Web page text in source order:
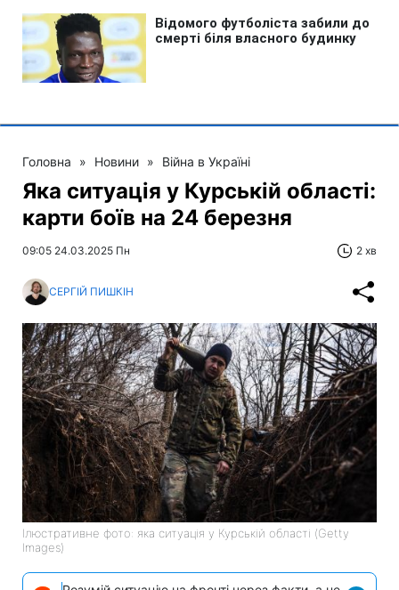
Головна » Новини » Війна в Україні
Яка ситуація у Курській області:
карти боїв на 24 березня
09:05 24.03.2025 Пн 2 хв
СЕРГІЙ ПИШКІН
Ілюстративне фото: яка ситуація у Курській області (Getty
Images)